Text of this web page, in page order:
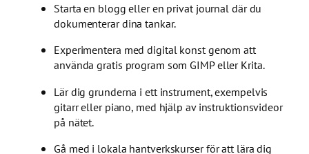
Starta en blogg eller en privat journal där du
dokumenterar dina tankar.
Experimentera med digital konst genom att
använda gratis program som GIMP eller Krita.
Lär dig grunderna i ett instrument, exempelvis
gitarr eller piano, med hjälp av instruktionsvideor
på nätet.
Gå med i lokala hantverkskurser för att lära dig